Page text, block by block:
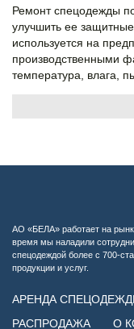
Ремонт спецодежды
улучшить ее
используется на
производственными
температура, влага,
АО «БЕЛА» работает на
время мы наладили
спецодеждой более с 700-
продукции и услуг.
АРЕНДА
РАСПРОДАЖА
О